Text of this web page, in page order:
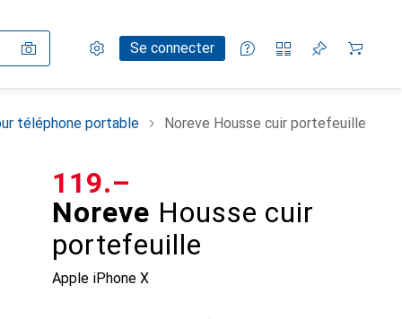
Paramètres
Compte clientSe connecter
Listes de comparaison
Listes d'envies
Panier
téléphone portable Noreve Housse cuir portefeuille
Noreve Housse cuir
portefeuille
Apple iPhone X
CHF
119.–